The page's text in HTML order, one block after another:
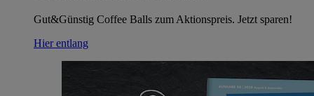
Gut&Günstig Coffee Balls zum Aktionspreis. Jetzt sparen!
Hier entlang